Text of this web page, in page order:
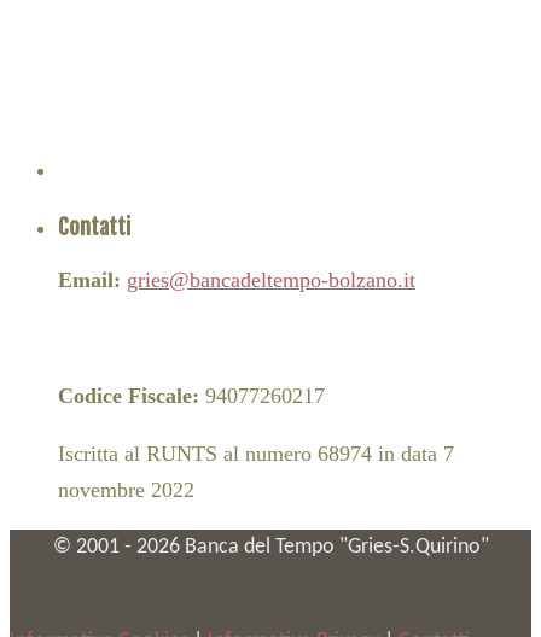
Contatti
Email: gries@bancadeltempo-bolzano.it
Codice Fiscale: 94077260217
Iscritta al RUNTS al numero 68974 in data 7
novembre 2022
© 2001 - 2026Banca del Tempo "Gries-S.Quirino"